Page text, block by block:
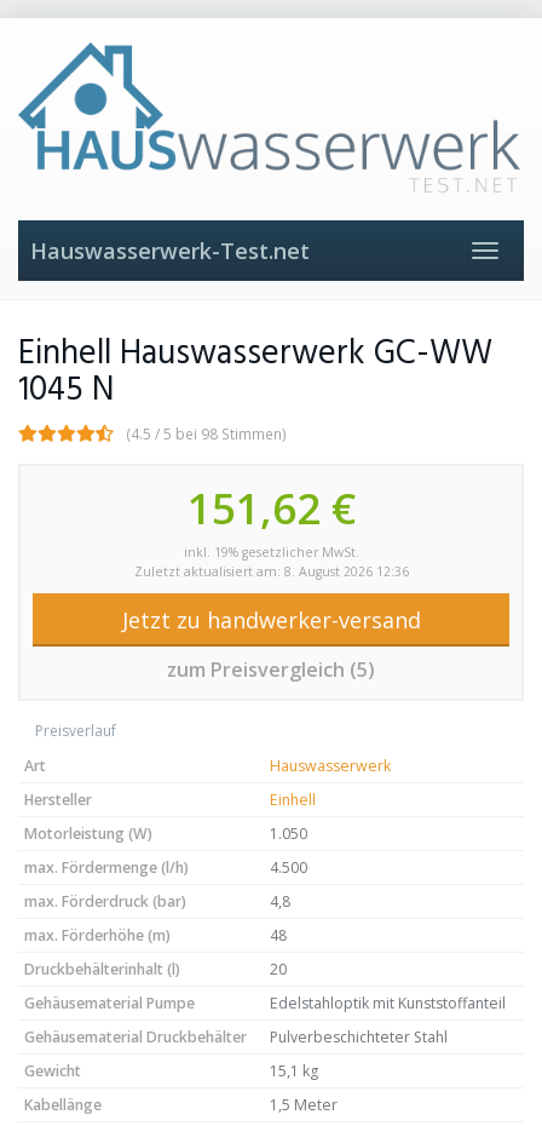
content
Toggle
Hauswasserwerk-Test.net
Einhell Hauswasserwerk GC-WW
1045 N
(4.5 / 5 bei 98 Stimmen)
151,62 €
inkl. 19% gesetzlicher MwSt.
Zuletzt aktualisiert am: 8. August 2026 12:36
Jetzt zu handwerker-versand
zum Preisvergleich (5)
Preisverlauf
Art
Hauswasserwerk
Hersteller
Einhell
Motorleistung (W)
1.050
max. Fördermenge (l/h)
4.500
max. Förderdruck (bar)
4,8
max. Förderhöhe (m)
48
Druckbehälterinhalt (l)
20
Gehäusematerial Pumpe
Edelstahloptik mit Kunststoffanteil
Gehäusematerial Druckbehälter
Pulverbeschichteter Stahl
Gewicht
15,1 kg
Kabellänge
1,5 Meter